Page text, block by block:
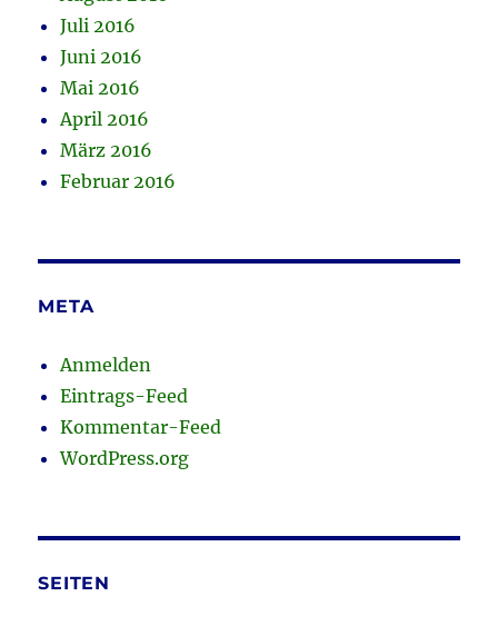
Juli 2016
Juni 2016
Mai 2016
April 2016
März 2016
Februar 2016
META
Anmelden
Eintrags-Feed
Kommentar-Feed
WordPress.org
SEITEN